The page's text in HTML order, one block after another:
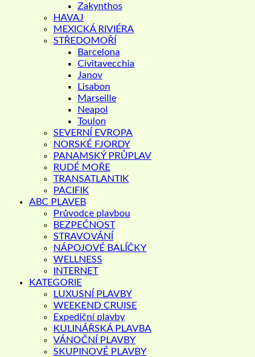
Zakynthos
HAVAJ
MEXICKÁ RIVIÉRA
STŘEDOMOŘÍ
Barcelona
Civitavecchia
Janov
Lisabon
Marseille
Neapol
Toulon
SEVERNÍ EVROPA
NORSKÉ FJORDY
PANAMSKÝ PRŮPLAV
RUDÉ MOŘE
TRANSATLANTIK
PACIFIK
ABC PLAVEB
Průvodce plavbou
BEZPEČNOST
STRAVOVÁNÍ
NÁPOJOVÉ BALÍČKY
WELLNESS
INTERNET
KATEGORIE
LUXUSNÍ PLAVBY
WEEKEND CRUISE
Expediční plavby
KULINÁŘSKÁ PLAVBA
VÁNOČNÍ PLAVBY
SKUPINOVÉ PLAVBY